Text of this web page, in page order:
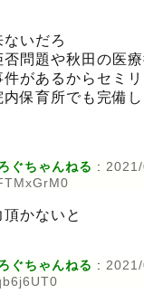
いだろ
問題や秋田の医
があるからセミ
保育所でも完備
ぐちゃんねる :
かないと
ぐちゃんねる :